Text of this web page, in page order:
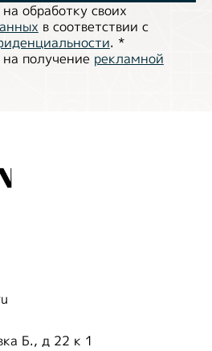
обработĸу своих
в соответствии с
. *
получение рекламной
Б., д 22 к 1